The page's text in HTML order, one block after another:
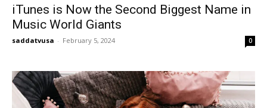
iTunes is Now the Second Biggest Name in
Music World Giants
saddatvusa - February 5, 2024 0